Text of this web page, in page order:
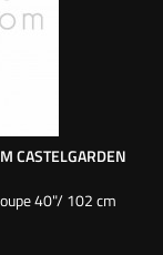
CASTELGARDEN
40"/ 102 cm